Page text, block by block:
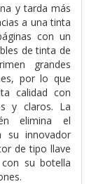
y tarda más
a una tinta
con un
de tinta de
grandes
por lo que
calidad con
y claros. La
elimina el
su innovador
de tipo llave
su botella